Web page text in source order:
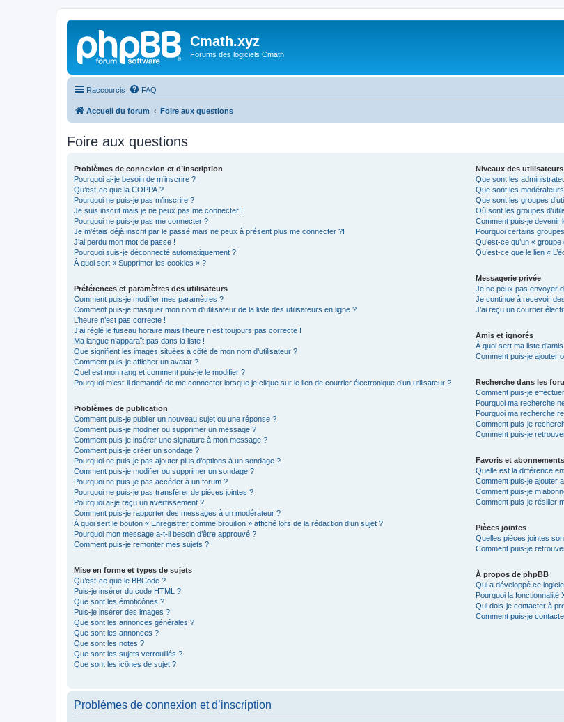
Cmath.xyz
Forums des logiciels Cmath
Raccourcis FAQ
Accueil du forum Foire aux questions
Foire aux questions
Problèmes de connexion et d’inscription
Pourquoi ai-je besoin de m’inscrire ?
Qu’est-ce que la COPPA ?
Pourquoi ne puis-je pas m’inscrire ?
Je suis inscrit mais je ne peux pas me connecter !
Pourquoi ne puis-je pas me connecter ?
Je m’étais déjà inscrit par le passé mais ne peux à présent plus me connecter ?!
J’ai perdu mon mot de passe !
Pourquoi suis-je déconnecté automatiquement ?
À quoi sert « Supprimer les cookies » ?
Préférences et paramètres des utilisateurs
Comment puis-je modifier mes paramètres ?
Comment puis-je masquer mon nom d’utilisateur de la liste des utilisateurs en ligne ?
L’heure n’est pas correcte !
J’ai réglé le fuseau horaire mais l’heure n’est toujours pas correcte !
Ma langue n’apparaît pas dans la liste !
Que signifient les images situées à côté de mon nom d’utilisateur ?
Comment puis-je afficher un avatar ?
Quel est mon rang et comment puis-je le modifier ?
Pourquoi m’est-il demandé de me connecter lorsque je clique sur le lien de courrier électronique d’un utilisateur ?
Problèmes de publication
Comment puis-je publier un nouveau sujet ou une réponse ?
Comment puis-je modifier ou supprimer un message ?
Comment puis-je insérer une signature à mon message ?
Comment puis-je créer un sondage ?
Pourquoi ne puis-je pas ajouter plus d’options à un sondage ?
Comment puis-je modifier ou supprimer un sondage ?
Pourquoi ne puis-je pas accéder à un forum ?
Pourquoi ne puis-je pas transférer de pièces jointes ?
Pourquoi ai-je reçu un avertissement ?
Comment puis-je rapporter des messages à un modérateur ?
À quoi sert le bouton « Enregistrer comme brouillon » affiché lors de la rédaction d’un sujet ?
Pourquoi mon message a-t-il besoin d’être approuvé ?
Comment puis-je remonter mes sujets ?
Mise en forme et types de sujets
Qu’est-ce que le BBCode ?
Puis-je insérer du code HTML ?
Que sont les émoticônes ?
Puis-je insérer des images ?
Que sont les annonces générales ?
Que sont les annonces ?
Que sont les notes ?
Que sont les sujets verrouillés ?
Que sont les icônes de sujet ?
Niveaux des
Que sont les
Que sont les
Que sont les groupes
Où sont les groupes
Comment puis-je devenir
Pourquoi certains
Qu’est-ce qu’un «
Qu’est-ce que le lien «
Messagerie privée
Je ne peux pas envoyer
Je continue à recevoir
J’ai reçu un courrier
Amis et ignorés
À quoi sert ma liste
Comment puis-je ajouter
Recherche dans les
Comment puis-je
Pourquoi ma recherche
Pourquoi ma recherche
Comment puis-je
Comment puis-je
Favoris et abonnements
Quelle est la différence
Comment puis-je ajouter
Comment puis-je
Comment puis-je résilier
Pièces jointes
Quelles pièces jointes
Comment puis-je
À propos de phpBB
Qui a développé ce
Pourquoi la fonctionnalité
Qui dois-je contacter à
Comment puis-je
Problèmes de connexion et d’inscription